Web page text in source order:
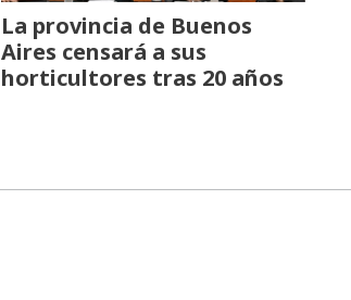
La provincia de Buenos
Aires censará a sus
horticultores tras 20 años